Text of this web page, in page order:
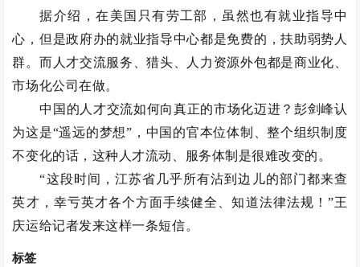
据介绍，在美国只有劳工部，虽然也有就业指导中
心，但是政府办的就业指导中心都是免费的，扶助弱势人
群。而人才交流服务、猎头、人力资源外包都是商业化、
市场化公司在做。
中国的人才交流如何向真正的市场化迈进？彭剑峰认
为这是“遥远的梦想”，中国的官本位体制、整个组织制度
不变化的话，这种人才流动、服务体制是很难改变的。
“这段时间，江苏省几乎所有沾到边儿的部门都来查
英才，幸亏英才各个方面手续健全、知道法律法规！”王
庆运给记者发来这样一条短信。
标签